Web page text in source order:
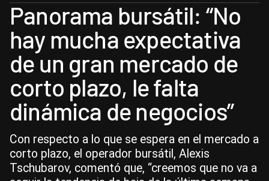
Panorama bursátil: “No
hay mucha expectativa
de un gran mercado de
corto plazo, le falta
dinámica de negocios”
Con respecto a lo que se espera en el mercado a
corto plazo, el operador bursátil, Alexis
Tschubarov, comentó que, “creemos que no va a